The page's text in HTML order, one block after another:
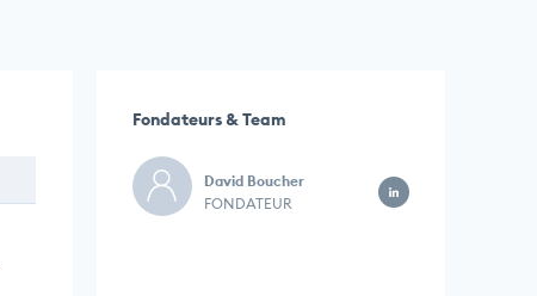
Fondateurs & Team
David Boucher
FONDATEUR